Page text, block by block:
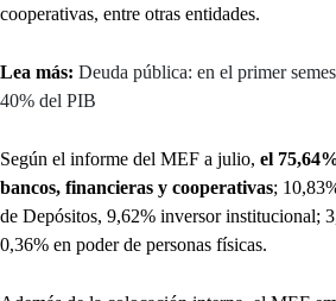
cooperativas, entre otras entidades.
Lea más: Deuda pública: en el primer
40% del PIB
Según el informe del MEF a julio, el
bancos, financieras y cooperativas;
de Depósitos, 9,62% inversor institucional;
0,36% en poder de personas físicas.